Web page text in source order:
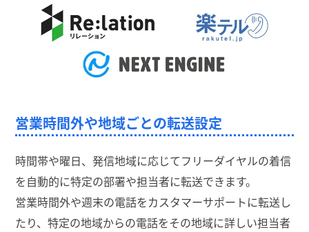
営業時間外や地域ごとの転送設定
時間帯や曜日、発信地域に応じてフリーダイヤルの着信
を自動的に特定の部署や担当者に転送できます。
営業時間外や週末の電話をカスタマーサポートに転送し
たり、特定の地域からの電話をその地域に詳しい担当者